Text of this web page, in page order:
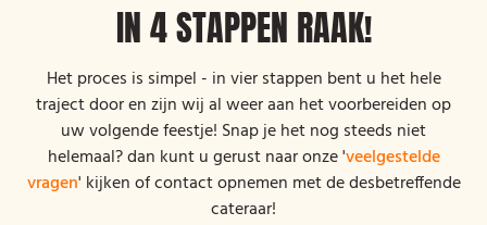
IN 4 STAPPEN RAAK!
Het proces is simpel - in vier stappen bent u het hele
traject door en zijn wij al weer aan het voorbereiden op
uw volgende feestje! Snap je het nog steeds niet
helemaal? dan kunt u gerust naar onze 'veelgestelde
vragen' kijken of contact opnemen met de desbetreffende
cateraar!